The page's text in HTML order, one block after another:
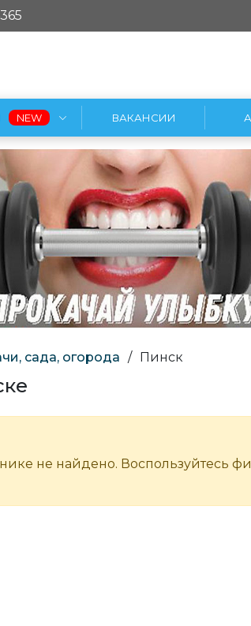
ВАКАНСИИ
сада, огорода / Пинск
не найдено. Воспользуйтесь